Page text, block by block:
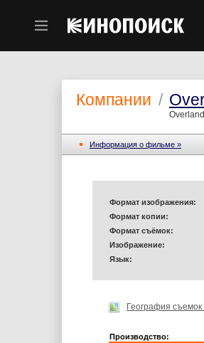
Компании /
Информация o фильме »
Формат изображения:
Формат копии:
Формат съёмок:
Изображение:
Язык:
География
Производство: